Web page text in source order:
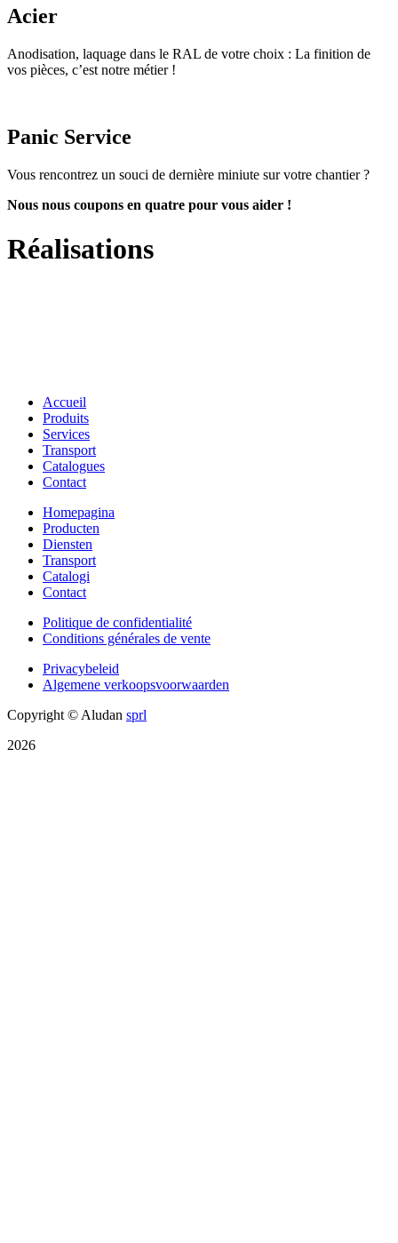
Acier
Anodisation, laquage dans le RAL de votre choix : La finition de
vos pièces, c’est notre métier !
Panic Service
Vous rencontrez un souci de dernière miniute sur votre chantier ?
Nous nous coupons en quatre pour vous aider !
Réalisations
Accueil
Produits
Services
Transport
Catalogues
Contact
Homepagina
Producten
Diensten
Transport
Catalogi
Contact
Politique de confidentialité
Conditions générales de vente
Privacybeleid
Algemene verkoopsvoorwaarden
Copyright © Aludan sprl
2026